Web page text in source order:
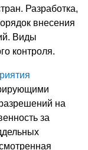
Разработка,
внесения
Виды
контроля.
на
за